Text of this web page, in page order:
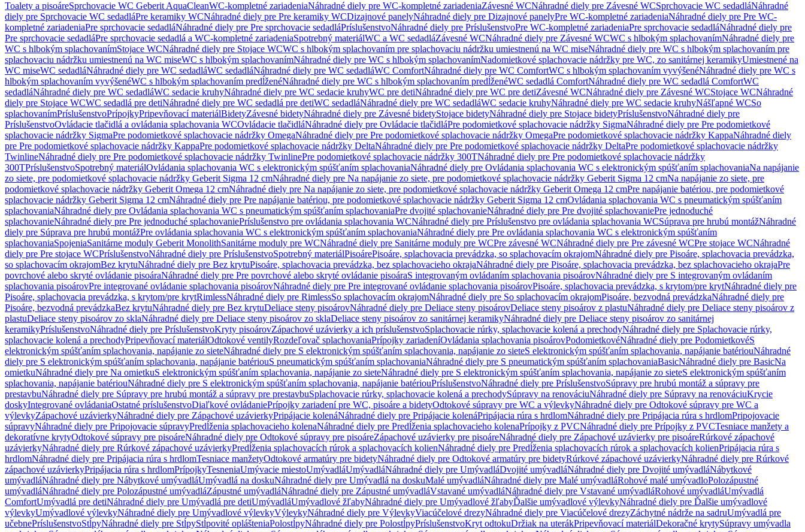
Toalety a pisoáreSprchovacie WC Geberit AquaCleanWC-kompletné zariadeniaNáhradné diely pre WC-kompletné zariadeniaZávesné WCNáhradné diely pre Závesné WCSprchovacie WC sedadláNáhradné
diely pre Sprchovacie WC sedadláPre keramiky WCNáhradné diely pre Pre keramiky WCDizajnové panelyNáhradné diely pre Dizajnové panelyPre WC-kompletné zariadeniaNáhradné diely pre Pre WC-
kompletné zariadeniaPre sprchovacie sedadláNáhradné diely pre Pre sprchovacie sedadláPríslušenstvoNáhradné diely pre PríslušenstvoPre WC-kompletné zariadeniaPre sprchovacie sedadláNáhradné diely pre
Pre sprchovacie sedadláPre sprchovacie sedadlá a WC-kompletné zariadeniaSpotrebný materiálWC a WC sedadláZávesné WCNáhradné diely pre Závesné WCWC s hlbokým splachovanímNáhradné diely pre
WC s hlbokým splachovanímStojace WCNáhradné diely pre Stojace WCWC s hlbokým splachovaním pre splachovaciu nádržku umiestnenú na WC miseNáhradné diely pre WC s hlbokým splachovaním pre
splachovaciu nádržku umiestnenú na WC miseWC s hlbokým splachovanímNáhradné diely pre WC s hlbokým splachovanímNadomietkové splachovacie nádržky pre WC, zo sanitárnej keramikyUmiestnené na
WC miseWC sedadláNáhradné diely pre WC sedadláWC sedadláNáhradné diely pre WC sedadláWC ComfortNáhradné diely pre WC ComfortWC s hlbokým splachovaním vyvýšenéNáhradné diely pre WC s
hlbokým splachovaním vyvýšenéWC s hlbokým splachovaním predĺženéNáhradné diely pre WC s hlbokým splachovaním predĺženéWC sedadlá ComfortNáhradné diely pre WC sedadlá ComfortWC
sedadláNáhradné diely pre WC sedadláWC sedacie kruhyNáhradné diely pre WC sedacie kruhyWC pre detiNáhradné diely pre WC pre detiZávesné WCNáhradné diely pre Závesné WCStojace WCNáhradné
diely pre Stojace WCWC sedadlá pre detiNáhradné diely pre WC sedadlá pre detiWC sedadláNáhradné diely pre WC sedadláWC sedacie kruhyNáhradné diely pre WC sedacie kruhyNášľapné WCSo
splachovanímPríslušenstvoPrípojkyPripevňovací materiálBidetyZávesné bidetyNáhradné diely pre Závesné bidetyStojace bidetyNáhradné diely pre Stojace bidetyPríslušenstvoNáhradné diely pre
PríslušenstvoOvládacie tlačidlá a ovládania splachovania WCOvládacie tlačidláNáhradné diely pre Ovládacie tlačidláPre podomietkové splachovacie nádržky SigmaNáhradné diely pre Pre podomietkové
splachovacie nádržky SigmaPre podomietkové splachovacie nádržky OmegaNáhradné diely pre Pre podomietkové splachovacie nádržky OmegaPre podomietkové splachovacie nádržky KappaNáhradné diely
pre Pre podomietkové splachovacie nádržky KappaPre podomietkové splachovacie nádržky DeltaNáhradné diely pre Pre podomietkové splachovacie nádržky DeltaPre podomietkové splachovacie nádržky
TwinlineNáhradné diely pre Pre podomietkové splachovacie nádržky TwinlinePre podomietkové splachovacie nádržky 300TNáhradné diely pre Pre podomietkové splachovacie nádržky
300TPríslušenstvoSpotrebný materiálOvládania splachovania WC s elektronickým spúšťaním splachovaniaNáhradné diely pre Ovládania splachovania WC s elektronickým spúšťaním splachovaniaNa napájanie
zo siete, pre podomietkové splachovacie nádržky Geberit Sigma 12 cmNáhradné diely pre Na napájanie zo siete, pre podomietkové splachovacie nádržky Geberit Sigma 12 cmNa napájanie zo siete, pre
podomietkové splachovacie nádržky Geberit Omega 12 cmNáhradné diely pre Na napájanie zo siete, pre podomietkové splachovacie nádržky Geberit Omega 12 cmPre napájanie batériou, pre podomietkové
splachovacie nádržky Geberit Sigma 12 cmNáhradné diely pre Pre napájanie batériou, pre podomietkové splachovacie nádržky Geberit Sigma 12 cmOvládania splachovania WC s pneumatickým spúšťaním
splachovaniaNáhradné diely pre Ovládania splachovania WC s pneumatickým spúšťaním splachovaniaPre dvojité splachovanieNáhradné diely pre Pre dvojité splachovaniePre jednoduché
splachovanieNáhradné diely pre Pre jednoduché splachovaniePríslušenstvo pre ovládania splachovania WCNáhradné diely pre Príslušenstvo pre ovládania splachovania WCSúprava pre hrubú montážNáhradné
diely pre Súprava pre hrubú montážPre ovládania splachovania WC s elektronickým spúšťaním splachovaniaNáhradné diely pre Pre ovládania splachovania WC s elektronickým spúšťaním
splachovaniaSpojeniaSanitárne moduly Geberit MonolithSanitárne moduly pre WCNáhradné diely pre Sanitárne moduly pre WCPre závesné WCNáhradné diely pre Pre závesné WCPre stojace WCNáhradné
diely pre Pre stojace WCPríslušenstvoNáhradné diely pre PríslušenstvoSpotrebný materiálPisoárePisoáre, splachovacia prevádzka, so splachovacím okrajomNáhradné diely pre Pisoáre, splachovacia prevádzka,
so splachovacím okrajomBez krytuNáhradné diely pre Bez krytuPisoáre, splachovacia prevádzka, bez splachovacieho okrajaNáhradné diely pre Pisoáre, splachovacia prevádzka, bez splachovacieho okrajaPre
povrchové alebo skryté ovládanie pisoáraNáhradné diely pre Pre povrchové alebo skryté ovládanie pisoáraS integrovaným ovládaním splachovania pisoárovNáhradné diely pre S integrovaným ovládaním
splachovania pisoárovPre integrované ovládanie splachovania pisoárovNáhradné diely pre Pre integrované ovládanie splachovania pisoárovPisoáre, splachovacia prevádzka, s krytom/pre krytNáhradné diely pre
Pisoáre, splachovacia prevádzka, s krytom/pre krytRimlessNáhradné diely pre RimlessSo splachovacím okrajomNáhradné diely pre So splachovacím okrajomPisoáre, bezvodná prevádzkaNáhradné diely pre
Pisoáre, bezvodná prevádzkaBez krytuNáhradné diely pre Bez krytuDeliace steny pisoárovNáhradné diely pre Deliace steny pisoárovDeliace steny pisoárov z plastuNáhradné diely pre Deliace steny pisoárov z
plastuDeliace steny pisoárov zo sklaNáhradné diely pre Deliace steny pisoárov zo sklaDeliace steny pisoárov zo sanitárnej keramikyNáhradné diely pre Deliace steny pisoárov zo sanitárnej
keramikyPríslušenstvoNáhradné diely pre PríslušenstvoKryty pisoárovZápachové uzávierky a ich príslušenstvoSplachovacie rúrky, splachovacie kolená a prechodyNáhradné diely pre Splachovacie rúrky,
splachovacie kolená a prechodyPripevňovací materiálOdtokové ventilyRozdeľovač splachovaniaPrípojky zariadeníOvládania splachovania pisoárovPodomietkovéNáhradné diely pre PodomietkovéS
elektronickým spúšťaním splachovania, napájanie zo sieteNáhradné diely pre S elektronickým spúšťaním splachovania, napájanie zo sieteS elektronickým spúšťaním splachovania, napájanie batériouNáhradné
diely pre S elektronickým spúšťaním splachovania, napájanie batériouS pneumatickým spúšťaním splachovaniaNáhradné diely pre S pneumatickým spúšťaním splachovaniaBasicNáhradné diely pre BasicNa
omietkuNáhradné diely pre Na omietkuS elektronickým spúšťaním splachovania, napájanie zo sieteNáhradné diely pre S elektronickým spúšťaním splachovania, napájanie zo sieteS elektronickým spúšťaním
splachovania, napájanie batériouNáhradné diely pre S elektronickým spúšťaním splachovania, napájanie batériouPríslušenstvoNáhradné diely pre PríslušenstvoSúpravy pre hrubú montáž a súpravy pre
prestavbuNáhradné diely pre Súpravy pre hrubú montáž a súpravy pre prestavbuSplachovacie rúrky, splachovacie kolená a prechodySúpravy na renováciuNáhradné diely pre Súpravy na renováciuKrycie
doskyIntegrované ovládaniaOstatné príslušenstvoDiaľkové ovládaniePrípojky zariadení pre WC, pisoáre a bidetyOdtokové súpravy pre WC a výlevkyNáhradné diely pre Odtokové súpravy pre WC a
výlevkyZápachové uzávierkyNáhradné diely pre Zápachové uzávierkyPripájacie kolenáNáhradné diely pre Pripájacie kolenáPripájacia rúra s hrdlomNáhradné diely pre Pripájacia rúra s hrdlomPripojovacie
súpravyNáhradné diely pre Pripojovacie súpravyPredĺženia splachovacieho kolenaNáhradné diely pre Predĺženia splachovacieho kolenaPrípojky z PVCNáhradné diely pre Prípojky z PVCTesniace manžety a
dekoratívne krytyOdtokové súpravy pre pisoáreNáhradné diely pre Odtokové súpravy pre pisoáreZápachové uzávierky pre pisoáreNáhradné diely pre Zápachové uzávierky pre pisoáreRúrkové zápachové
uzávierkyNáhradné diely pre Rúrkové zápachové uzávierkyPredĺženia splachovacích rúrok a splachovacích kolienNáhradné diely pre Predĺženia splachovacích rúrok a splachovacích kolienPripájacia rúra s
hrdlomNáhradné diely pre Pripájacia rúra s hrdlomTesniace manžetyOdtokové armatúry pre bidetyNáhradné diely pre Odtokové armatúry pre bidetyRúrkové zápachové uzávierkyNáhradné diely pre Rúrkové
zápachové uzávierkyPripájacia rúra s hrdlomPrípojkyTesneniaUmývacie miestoUmývadláUmývadláNáhradné diely pre UmývadláDvojité umývadláNáhradné diely pre Dvojité umývadláNábytkové
umývadláNáhradné diely pre Nábytkové umývadláUmývadlá na doskuNáhradné diely pre Umývadlá na doskuMalé umývadláNáhradné diely pre Malé umývadláRohové malé umývadloPolozápustné
umývadláNáhradné diely pre Polozápustné umývadláZápustné umývadláNáhradné diely pre Zápustné umývadláVstavané umývadláNáhradné diely pre Vstavané umývadláRohové umývadláUmývadlá
ComfortUmývadlá pre detiNáhradné diely pre Umývadlá pre detiUmývadláUmývadlové žľabyNáhradné diely pre Umývadlové žľabyĎalšie umývadlové výlevkyNáhradné diely pre Ďalšie umývadlové
výlevkyUmývadlové výlevkyNáhradné diely pre Umývadlové výlevkyVýlevkyNáhradné diely pre VýlevkyViacúčelové drezyNáhradné diely pre Viacúčelové drezyZáchytné nádrže na sadruUmývadlá pre
učebnePríslušenstvoStĺpyNáhradné diely pre StĺpyStĺpovité oplášteniaPolostĺpyNáhradné diely pre PolostĺpyPríslušenstvoKryt odtokuDržiak na uterákPripevňovací materiálDekoračné krytySúpravy umývadla